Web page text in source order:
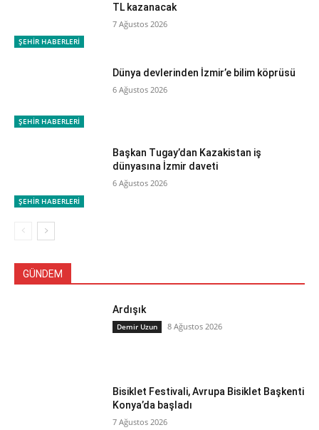
ŞEHİR HABERLERİ
TL kazanacak
7 Ağustos 2026
ŞEHİR HABERLERİ
Dünya devlerinden İzmir’e bilim köprüsü
6 Ağustos 2026
ŞEHİR HABERLERİ
Başkan Tugay’dan Kazakistan iş
dünyasına İzmir daveti
6 Ağustos 2026
GÜNDEM
Ardışık
Demir Uzun 8 Ağustos 2026
Bisiklet Festivali, Avrupa Bisiklet Başkenti
Konya’da başladı
7 Ağustos 2026